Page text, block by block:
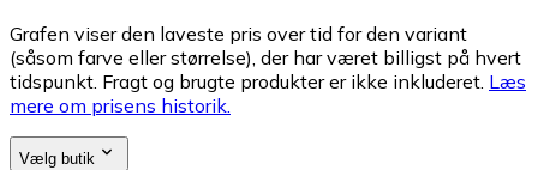
Grafen viser den laveste pris over tid for den variant
(såsom farve eller størrelse), der har været billigst på hvert
tidspunkt. Fragt og brugte produkter er ikke inkluderet. Læs
mere om prisens historik.
Vælg butik